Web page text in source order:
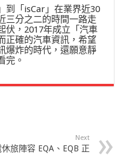
到「isCar」在業界近30
三分之二的時間一路走
伏，2017年成立「汽車
正確的汽車資訊，希望
爆炸的時代，還願意靜
完。
Next
旅陣容 EQA、EQB 正